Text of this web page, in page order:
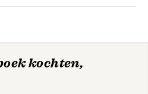
Bas van Gils
kochten,